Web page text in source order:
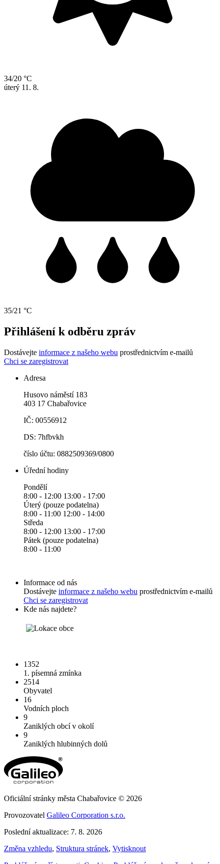
34/20 °C
úterý 11. 8.
35/21 °C
Přihlášení k odběru zpráv
Dostávejte informace z našeho webu prostřednictvím e-mailů
Chci se zaregistrovat
Adresa
Husovo náměstí 183
403 17 Chabařovice
IČ: 00556912
DS: 7hfbvkh
číslo účtu: 0882509369/0800
Úřední hodiny
Pondělí
8:00 - 12:00 13:00 - 17:00
Úterý (pouze podatelna)
8:00 - 11:00 12:00 - 14:00
Středa
8:00 - 12:00 13:00 - 17:00
Pátek (pouze podatelna)
8:00 - 11:00
Informace od nás
Dostávejte informace z našeho webu prostřednictvím e-mailů
Chci se zaregistrovat
Kde nás najdete?
1352
1. písemná zmínka
2514
Obyvatel
16
Vodních ploch
9
Zaniklých obcí v okolí
9
Zaniklých hlubinných dolů
Oficiální stránky města Chabařovice © 2026
Provozovatel Galileo Corporation s.r.o.
Poslední aktualizace: 7. 8. 2026
Změna vzhledu, Struktura stránek, Vytisknout